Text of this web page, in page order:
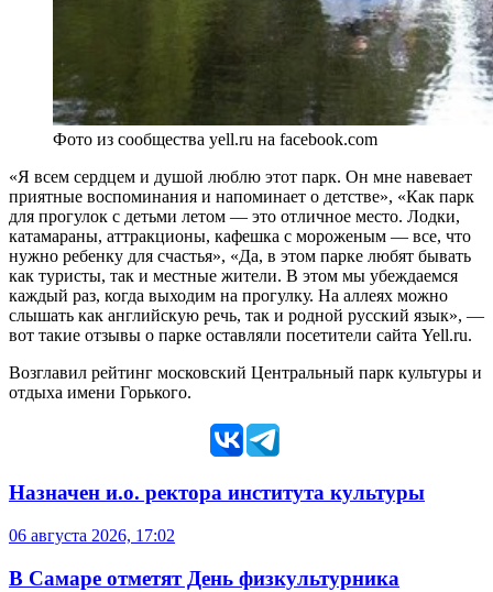
Фото из сообщества yell.ru на facebook.com
«Я всем сердцем и душой люблю этот парк. Он мне навевает
приятные воспоминания и напоминает о детстве», «Как парк
для прогулок с детьми летом — это отличное место. Лодки,
катамараны, аттракционы, кафешка с мороженым — все, что
нужно ребенку для счастья», «Да, в этом парке любят бывать
как туристы, так и местные жители. В этом мы убеждаемся
каждый раз, когда выходим на прогулку. На аллеях можно
слышать как английскую речь, так и родной русский язык», —
вот такие отзывы о парке оставляли посетители сайта Yell.ru.
Возглавил рейтинг московский Центральный парк культуры и
отдыха имени Горького.
Назначен и.о. ректора института культуры
06 августа 2026, 17:02
В Самаре отметят День физкультурника